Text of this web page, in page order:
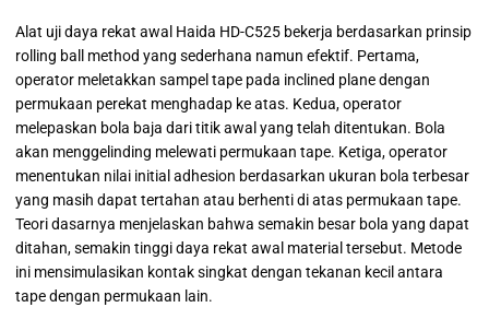
Alat uji daya rekat awal Haida HD-C525 bekerja berdasarkan prinsip
rolling ball method yang sederhana namun efektif. Pertama,
operator meletakkan sampel tape pada inclined plane dengan
permukaan perekat menghadap ke atas. Kedua, operator
melepaskan bola baja dari titik awal yang telah ditentukan. Bola
akan menggelinding melewati permukaan tape. Ketiga, operator
menentukan nilai initial adhesion berdasarkan ukuran bola terbesar
yang masih dapat tertahan atau berhenti di atas permukaan tape.
Teori dasarnya menjelaskan bahwa semakin besar bola yang dapat
ditahan, semakin tinggi daya rekat awal material tersebut. Metode
ini mensimulasikan kontak singkat dengan tekanan kecil antara
tape dengan permukaan lain.